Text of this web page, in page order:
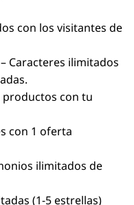
con los visitantes de
Caracteres ilimitados
productos con tu
con 1 oferta
ilimitados de
(1-5 estrellas)